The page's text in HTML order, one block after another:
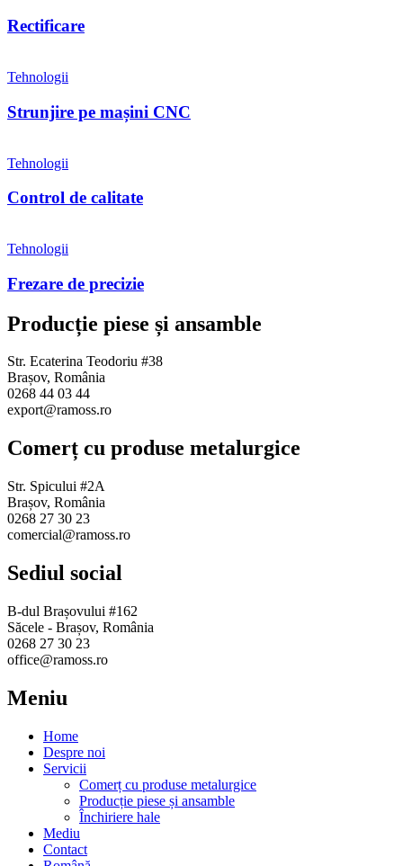
Rectificare
Tehnologii
Strunjire pe mașini CNC
Tehnologii
Control de calitate
Tehnologii
Frezare de precizie
Producție piese și ansamble
Str. Ecaterina Teodoriu #38
Brașov, România
0268 44 03 44
export@ramoss.ro
Comerț cu produse metalurgice
Str. Spicului #2A
Brașov, România
0268 27 30 23
comercial@ramoss.ro
Sediul social
B-dul Brașovului #162
Săcele - Brașov, România
0268 27 30 23
office@ramoss.ro
Meniu
Home
Despre noi
Servicii
Comerț cu produse metalurgice
Producție piese și ansamble
Închiriere hale
Mediu
Contact